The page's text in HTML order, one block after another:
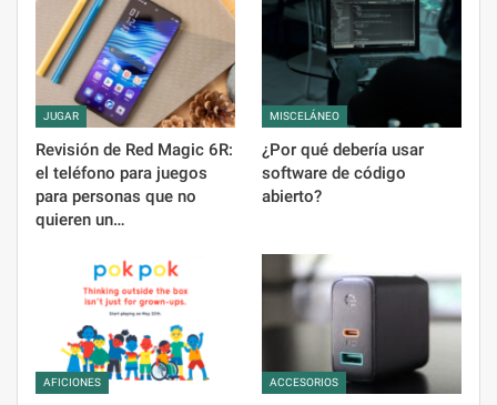
JUGAR
Revisión de Red Magic 6R:
el teléfono para juegos
para personas que no
quieren un…
MISCELÁNEO
¿Por qué debería usar
software de código
abierto?
AFICIONES ACCESORIOS